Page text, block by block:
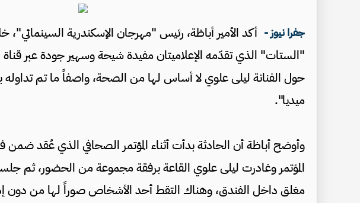
جفرا نيوز - أكد الأمير أباظة، رئيس "مهرجان الإسكندرية السينمائي"،
"الستات" الذي تقدّمه الإعلاميتان مفيدة شيحة وسهير جودة عبر قناة
حول الفنانة ليلى علوي لا أساس لها من الصحة، واصفاً ما تم
ميديا".
وأوضح أباظة أن الحادثة بدأت أثناء المؤتمر الصحافي الذي عُقد ضمن
المؤتمر وغادرت ليلى علوي القاعة برفقة مجموعة من الحضور، ثم
مغلق داخل الفندق، وهناك التقط أحد الأشخاص صوراً لها من دون